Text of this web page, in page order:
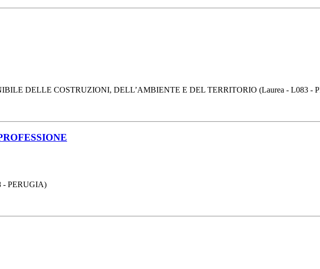
DELLE COSTRUZIONI, DELL’AMBIENTE E DEL TERRITORIO (Laurea - L083 -
- PERUGIA)